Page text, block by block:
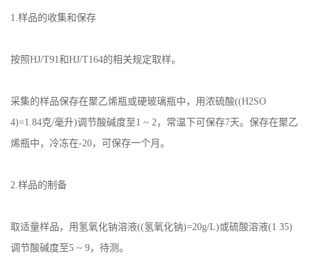
1.样品的收集和保存
按照HJ/T91和HJ/T164的相关规定取样。
采集的样品保存在聚乙烯瓶或硬玻璃瓶中，用浓硫酸((H2SO
4)=1.84克/毫升)调节酸碱度至1 ~ 2，常温下可保存7天。保存在聚乙
烯瓶中，冷冻在-20，可保存一个月。
2.样品的制备
取适量样品，用氢氧化钠溶液((氢氧化钠)=20g/L)或硫酸溶液(1 35)
调节酸碱度至5 ~ 9，待测。